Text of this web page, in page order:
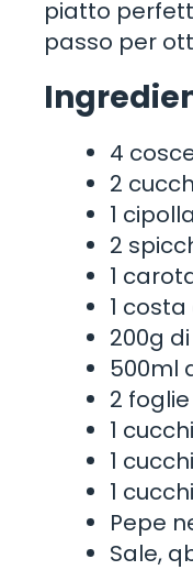
piatto
passo per
4
2
1
2
1
1
200g
500ml
2
1
1
1
Pepe
Sale,